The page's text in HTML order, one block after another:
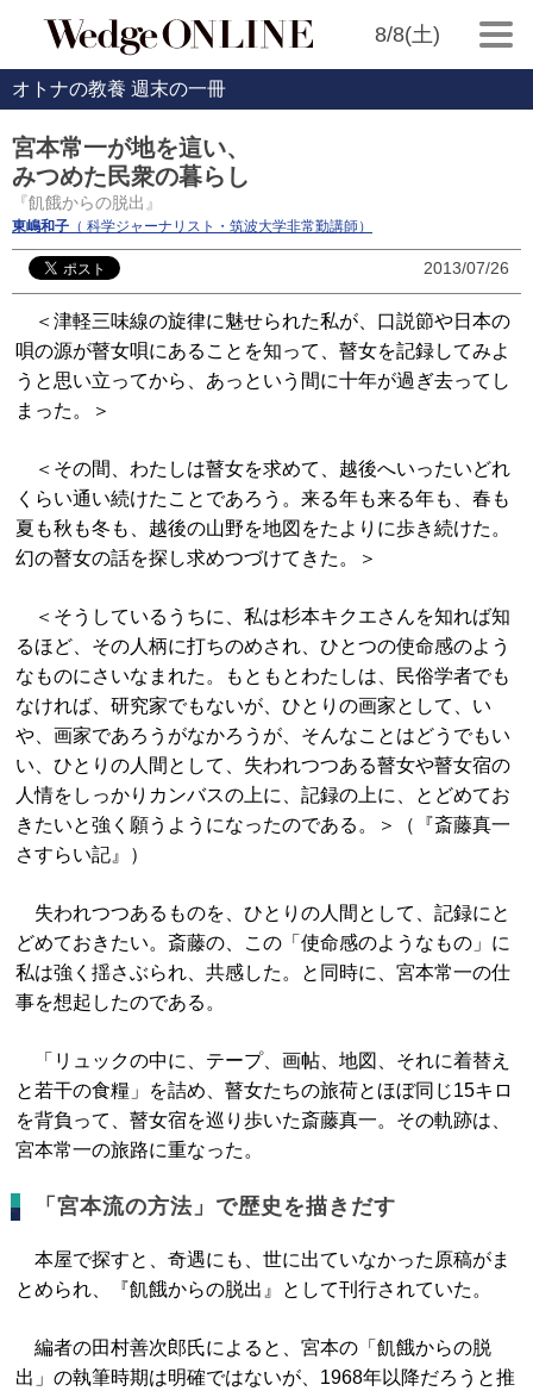
8/8(土)
オトナの教養 週末の一冊
宮本常一が地を這い、
みつめた民衆の暮らし
『飢餓からの脱出』
東嶋和子 （ 科学ジャーナリスト・筑波大学非常勤講師）
2013/07/26
＜津軽三味線の旋律に魅せられた私が、口説節や日本の
唄の源が瞽女唄にあることを知って、瞽女を記録してみよ
うと思い立ってから、あっという間に十年が過ぎ去ってし
まった。＞
＜その間、わたしは瞽女を求めて、越後へいったいどれ
くらい通い続けたことであろう。来る年も来る年も、春も
夏も秋も冬も、越後の山野を地図をたよりに歩き続けた。
幻の瞽女の話を探し求めつづけてきた。＞
＜そうしているうちに、私は杉本キクエさんを知れば知
るほど、その人柄に打ちのめされ、ひとつの使命感のよう
なものにさいなまれた。もともとわたしは、民俗学者でも
なければ、研究家でもないが、ひとりの画家として、い
や、画家であろうがなかろうが、そんなことはどうでもい
い、ひとりの人間として、失われつつある瞽女や瞽女宿の
人情をしっかりカンバスの上に、記録の上に、とどめてお
きたいと強く願うようになったのである。＞（『斎藤真一
さすらい記』）
失われつつあるものを、ひとりの人間として、記録にと
どめておきたい。斎藤の、この「使命感のようなもの」に
私は強く揺さぶられ、共感した。と同時に、宮本常一の仕
事を想起したのである。
「リュックの中に、テープ、画帖、地図、それに着替え
と若干の食糧」を詰め、瞽女たちの旅荷とほぼ同じ15キロ
を背負って、瞽女宿を巡り歩いた斎藤真一。その軌跡は、
宮本常一の旅路に重なった。
「宮本流の方法」で歴史を描きだす
本屋で探すと、奇遇にも、世に出ていなかった原稿がま
とめられ、『飢餓からの脱出』として刊行されていた。
編者の田村善次郎氏によると、宮本の「飢餓からの脱
出」の執筆時期は明確ではないが、1968年以降だろうと推